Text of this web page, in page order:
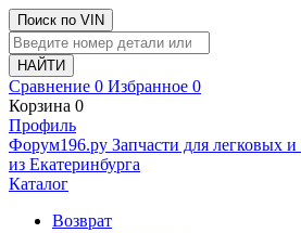
Поиск по VIN
Сравнение 0 Избранное 0
Корзина 0
Профиль
Фoрум196.ру Запчасти для легковых
из Екатеринбурга
Каталог
Возврат